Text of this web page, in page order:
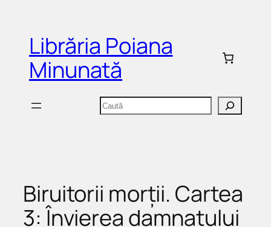
conținutLibrăria Poiana
Minunată
Caută
Biruitorii morții. Cartea
3: Învierea damnatului